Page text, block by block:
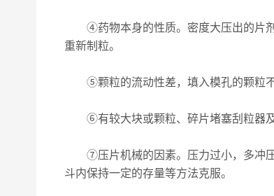
④药物本身的性质。密度大压出的片剂
重新制粒。
⑤颗粒的流动性差，填入模孔的颗粒不
⑥有较大块或颗粒、碎片堵塞刮粒器及
⑦压片机械的因素。压力过小，多冲压
斗内保持一定的存量等方法克服。